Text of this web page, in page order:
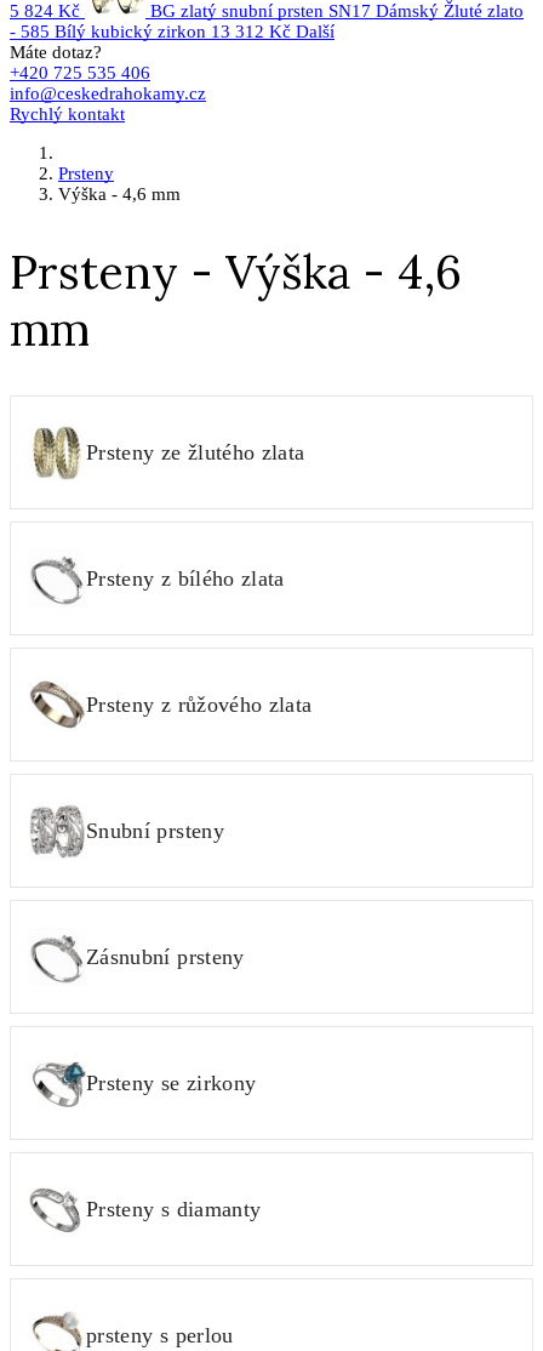
5 824 Kč
BG zlatý snubní prsten SN17 Dámský Žluté zlato
- 585 Bílý kubický zirkon 13 312 Kč Další
Máte dotaz?
+420 725 535 406
info@ceskedrahokamy.cz
Rychlý kontakt
Prsteny
Výška - 4,6 mm
Prsteny - Výška - 4,6
mm
Prsteny ze žlutého zlata
Prsteny z bílého zlata
Prsteny z růžového zlata
Snubní prsteny
Zásnubní prsteny
Prsteny se zirkony
Prsteny s diamanty
prsteny s perlou